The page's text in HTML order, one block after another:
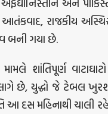
અને
– આતંકવાદ, રાજકીય
બની ગયા છે.
શાંતિપૂર્ણ
છે, યુદ્ધો જે ટેબલ
આ દસ મહિનાથી ચાલી